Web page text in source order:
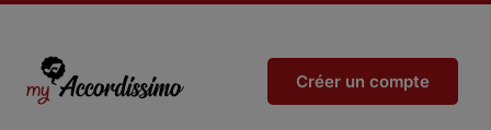
Créer un compte